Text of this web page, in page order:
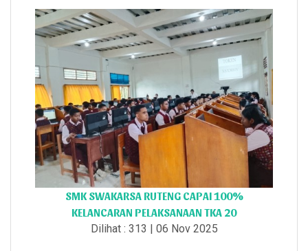
SMK SWAKARSA RUTENG CAPAI 100%
KELANCARAN PELAKSANAAN TKA 20
Dilihat : 313 | 06 Nov 2025